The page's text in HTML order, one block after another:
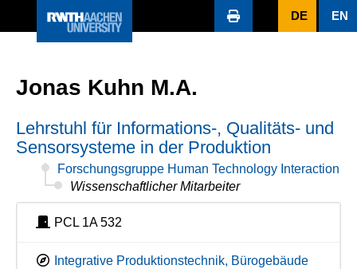
DE EN
Jonas Kuhn M.A.
Lehrstuhl für Informations-, Qualitäts- und
Sensorsysteme in der Produktion
Forschungsgruppe Human Technology Interaction
Wissenschaftlicher Mitarbeiter
PCL 1A 532
Integrative Produktionstechnik, Bürogebäude